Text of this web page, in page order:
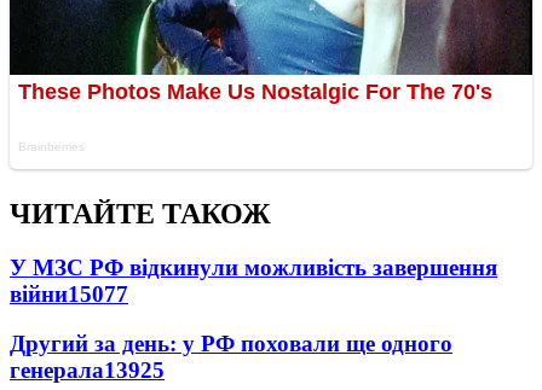
ЧИТАЙТЕ ТАКОЖ
У МЗС РФ відкинули можливість завершення
війни15077
Другий за день: у РФ поховали ще одного
генерала13925